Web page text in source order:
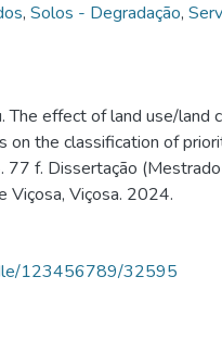
, Solos - Degradação,
The effect of land use/land
on the classification of
f. Dissertação
Viçosa, Viçosa. 2024.
123456789/32595